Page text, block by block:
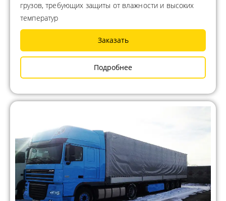
грузов, требующих защиты от влажности и высоких
температур
Заказать
Подробнее